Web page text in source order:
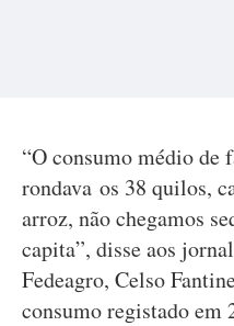
“O consumo médio
rondava os 38 quilos,
arroz, não chegamos
capita”, disse aos
Fedeagro, Celso
consumo registado em